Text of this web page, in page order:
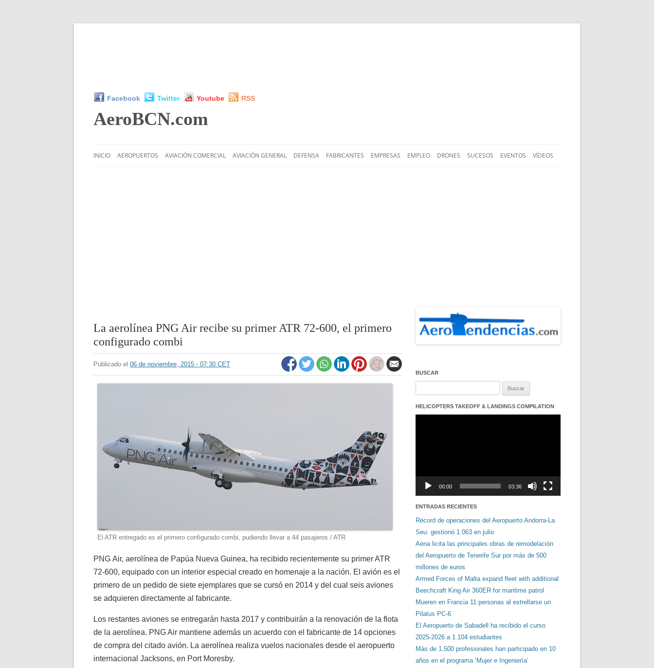
Facebook Twitter Youtube RSS
AeroBCN.com
al
INICIO AEROPUERTOS AVIACIÓN COMERCIAL AVIACIÓN GENERAL DEFENSA FABRICANTES EMPRESAS EMPLEO DRONES SUCESOS EVENTOS VÍDEOS
La aerolínea PNG Air recibe su primer ATR 72-600, el primero
configurado combi
Publicado el 06 de noviembre, 2015 - 07:30 CET
El ATR entregado es el primero configurado combi, pudiendo llevar a 44 pasajeros / ATR
PNG Air, aerolínea de Papúa Nueva Guinea, ha recibido recientemente su primer ATR
72-600, equipado con un interior especial creado en homenaje a la nación. El avión es el
primero de un pedido de siete ejemplares que se cursó en 2014 y del cual seis aviones
se adquieren directamente al fabricante.
Los restantes aviones se entregarán hasta 2017 y contribuirán a la renovación de la flota
de la aerolínea. PNG Air mantiene además un acuerdo con el fabricante de 14 opciones
de compra del citado avión. La aerolínea realiza vuelos nacionales desde el aeropuerto
internacional Jacksons, en Port Moresby.
BUSCAR
HELICOPTERS TAKEOFF & LANDINGS COMPILATION
00:00 03:36
ENTRADAS RECIENTES
Récord de operaciones del Aeropuerto Andorra-La
Seu: gestionó 1.063 en julio
Aena licita las principales obras de remodelación
del Aeropuerto de Tenerife Sur por más de 500
millones de euros
Armed Forces of Malta expand fleet with additional
Beechcraft King Air 360ER for maritime patrol
Mueren en Francia 11 personas al estrellarse un
Pilatus PC-6
El Aeropuerto de Sabadell ha recibido el curso
2025-2026 a 1.104 estudiantes
Más de 1.500 profesionales han participado en 10
años en el programa ‘Mujer e Ingeniería’